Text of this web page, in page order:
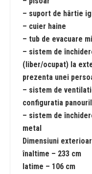
– suport de hârtie
– cuier haine
– tub de evacuare
– sistem de
(liber/ocupat) la
prezenta unei
– sistem de
configuratia
– sistem de
metal
Dimensiuni
înaltime – 233 cm
latime – 106 cm